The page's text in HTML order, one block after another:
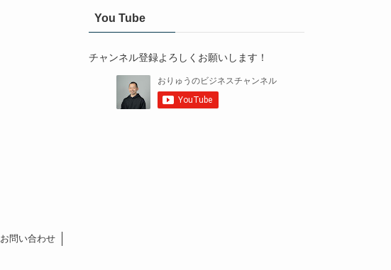
You Tube
チャンネル登録よろしくお願いします！
お問い合わせ